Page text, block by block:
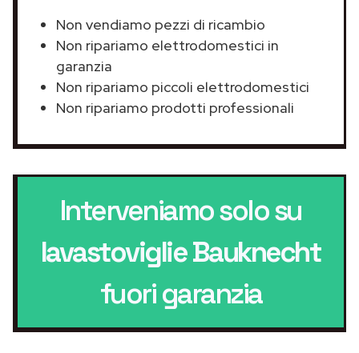
Non vendiamo pezzi di ricambio
Non ripariamo elettrodomestici in
garanzia
Non ripariamo piccoli elettrodomestici
Non ripariamo prodotti professionali
Interveniamo solo su
lavastoviglie Bauknecht
fuori garanzia